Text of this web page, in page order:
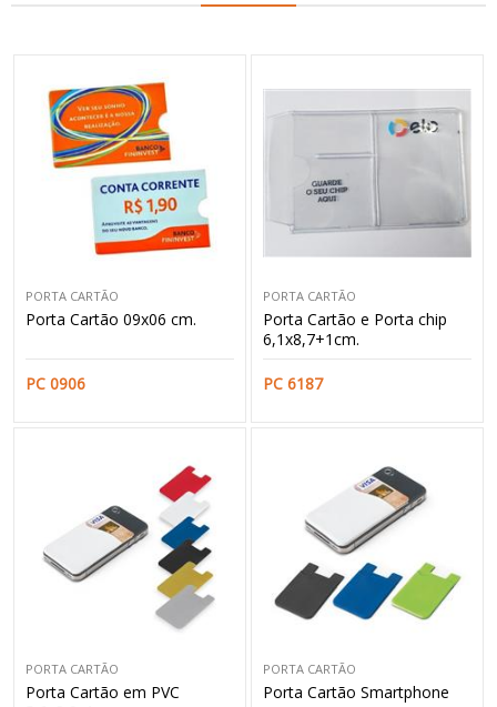
PORTA CARTÃO
Porta Cartão 09x06 cm.
PC 0906
PORTA CARTÃO
Porta Cartão e Porta chip
6,1x8,7+1cm.
PC 6187
PORTA CARTÃO
Porta Cartão em PVC
PORTA CARTÃO
Porta Cartão Smartphone